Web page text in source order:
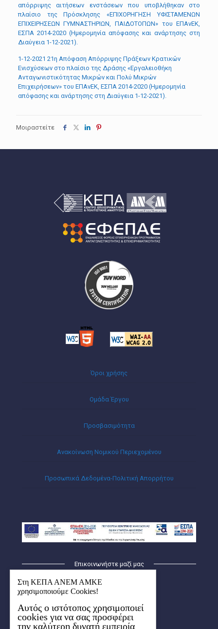
απόρριψης αιτήσεων ενστάσεων που υποβλήθηκαν στο
πλαίσιο της Πρόσκλησης «ΕΠΙΧΟΡΗΓΗΣΗ ΥΦΙΣΤΑΜΕΝΩΝ
ΕΠΙΧΕΙΡΗΣΕΩΝ ΓΥΜΝΑΣΤΗΡΙΩΝ, ΠΑΙΔΟΤΟΠΩΝ» του ΕΠΑνΕΚ,
ΕΣΠΑ 2014-2020 (Ημερομηνία απόφασης και ανάρτησης στη
Διαύγεια 1-12-2021).
1-12-2021 21η Απόφαση Απόρριψης Πράξεων Κρατικών
Ενισχύσεων στο πλαίσιο της Δράσης «Εργαλειοθήκη
Ανταγωνιστικότητας Μικρών και Πολύ Μικρών
Επιχειρήσεων» του ΕΠΑνΕΚ, ΕΣΠΑ 2014-2020 (Ημερομηνία
απόφασης και ανάρτησης στη Διαύγεια 1-12-2021).
Μοιραστείτε
Όροι χρήσης
Ομάδα Έργου
Προσβασιμότητα
Ανακοίνωση Νομικού Περιεχομένου
Προσωπικά Δεδομένα-Πολιτική Απορρήτου
Επικοινωνήστε μαζί μας
ΚΕΠΑ – ΑΝΕΜ ΑΜΚΕ
Οικισμός Λήδα-Μαρία
6ο χλμ. Χαριλάου-Θέρμης
57001 Θέρμη, Θεσσαλονίκης
Στη ΚΕΠΑ ΑΝΕΜ ΑΜΚΕ
χρησιμοποιούμε Cookies!
Αυτός ο ιστότοπος χρησιμοποιεί
cookies για να σας προσφέρει
την καλύτερη δυνατή εμπειρία